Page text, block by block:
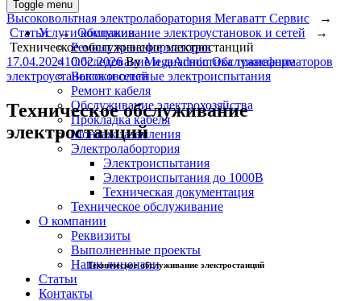
Toggle menu
Услуги компании
Ремонт трансформаторов
Обследование и диагностика трансформаторов
Высоковольтные электроиспытания
Ремонт кабеля
Обслуживание электрохозяйства
Прокладка кабеля
Монтаж заземления
Электролабортория
Электроиспытания
Электроиспытания до 1000В
Техническая документация
Техническое обслуживание
О компании
Реквизиты
Выполненные проекты
Наши лицензии
Статьи
Контакты
Высоковольтная электролаборатория Мегаватт Сервис
→
Статьи→Обслуживание электроустановок и сетей →
Техническое обслуживание электростанций
17.04.202410.02.2026 ByMegaAdmin Обслуживание
электроустановок и сетей
Техническое обслуживание
электростанций
Техническое обслуживание электростанций